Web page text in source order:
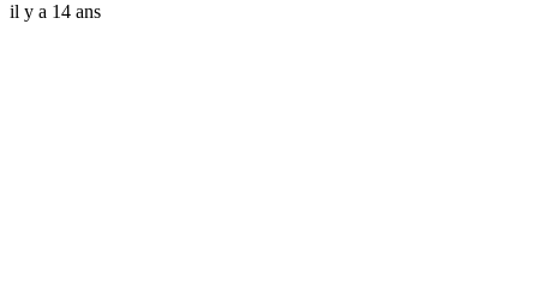
il y a 14 ans